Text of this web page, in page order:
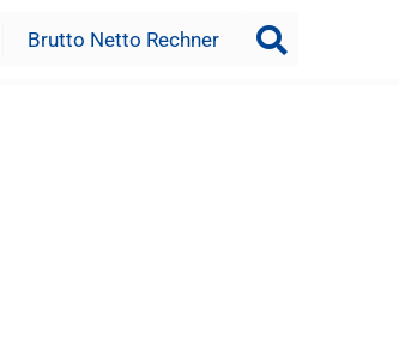
Brutto Netto Rechner